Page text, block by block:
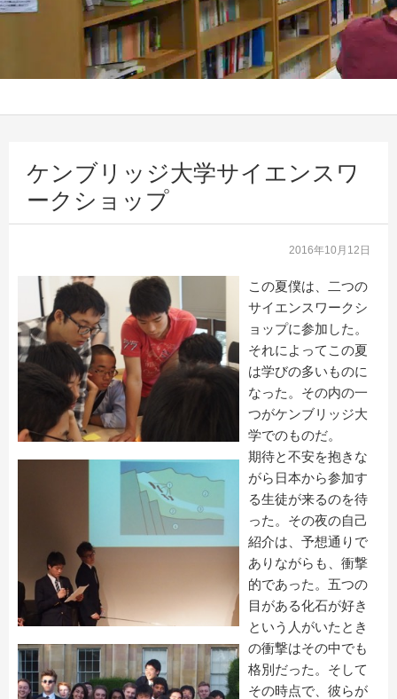
ケンブリッジ大学サイエンスワ
ークショップ
2016年10月12日
この夏僕は、二つの
サイエンスワークシ
ョップに参加した。
それによってこの夏
は学びの多いものに
なった。その内の一
つがケンブリッジ大
学でのものだ。
期待と不安を抱きな
がら日本から参加す
る生徒が来るのを待
った。その夜の自己
紹介は、予想通りで
ありながらも、衝撃
的であった。五つの
目がある化石が好き
という人がいたとき
の衝撃はその中でも
格別だった。そして
その時点で、彼らが